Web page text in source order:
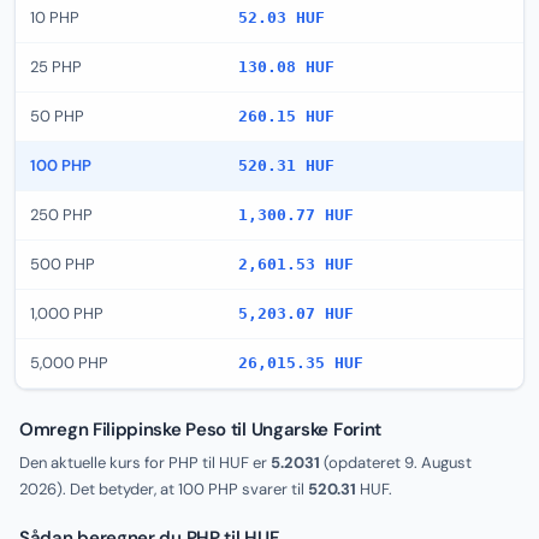
10 PHP 52.03 HUF
25 PHP 130.08 HUF
50 PHP 260.15 HUF
100 PHP 520.31 HUF
250 PHP 1,300.77 HUF
500 PHP 2,601.53 HUF
1,000 PHP 5,203.07 HUF
5,000 PHP 26,015.35 HUF
Omregn Filippinske Peso til Ungarske Forint
Den aktuelle kurs for PHP til HUF er 5.2031 (opdateret9. August
2026). Det betyder, at 100 PHP svarer til 520.31 HUF.